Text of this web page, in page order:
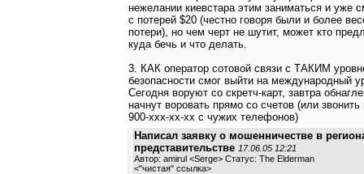
нежелании киевстара этим заниматься и уже
с потерей $20 (честно говоря были и более
потери), но чем черт не шутит, может кто
куда бечь и что делать.
3. КАК оператор сотовой связи с ТАКИМ
безопасности смог выйти на международный
Сегодня воруют со скретч-карт, завтра
начнут воровать прямо со счетов (или звонить
900-xxx-xx-xx с чужих телефонов)
Написал заявку о мошенничестве в
представительстве 17.06.05 12:21
Автор: amirul <Serge> Статус: The Elderman
<"чистая" ссылка>